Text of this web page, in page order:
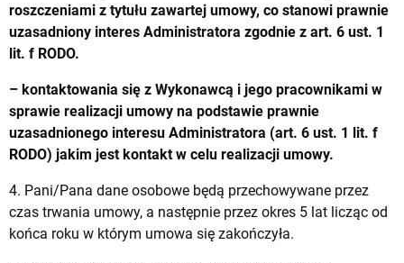
roszczeniami z tytułu zawartej umowy, co stanowi prawnie
uzasadniony interes Administratora zgodnie z art. 6 ust. 1
lit. f RODO.
– kontaktowania się z Wykonawcą i jego pracownikami w
sprawie realizacji umowy na podstawie prawnie
uzasadnionego interesu Administratora (art. 6 ust. 1 lit. f
RODO) jakim jest kontakt w celu realizacji umowy.
4. Pani/Pana dane osobowe będą przechowywane przez
czas trwania umowy, a następnie przez okres 5 lat licząc od
końca roku w którym umowa się zakończyła.